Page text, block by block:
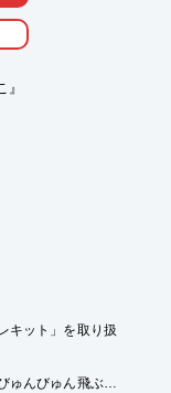
キット」を取り扱
ゅんびゅん飛ぶ製